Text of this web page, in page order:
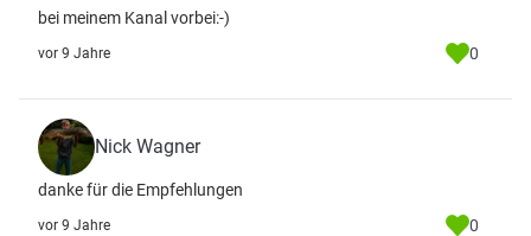
bei meinem Kanal vorbei:-)
vor 9 Jahre 0
Nick Wagner
danke für die Empfehlungen
vor 9 Jahre 0